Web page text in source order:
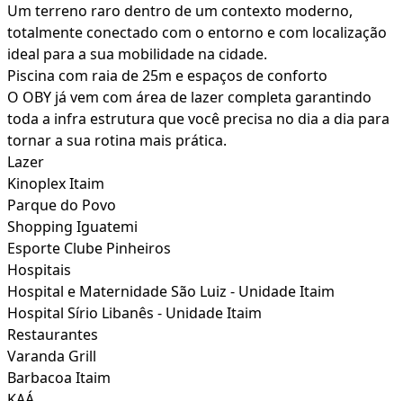
Um terreno raro dentro de um contexto moderno,
totalmente conectado com o entorno e com localização
ideal para a sua mobilidade na cidade.
Piscina com raia de 25m e espaços de conforto
O OBY já vem com área de lazer completa garantindo
toda a infra estrutura que você precisa no dia a dia para
tornar a sua rotina mais prática.
Lazer
Kinoplex Itaim
Parque do Povo
Shopping Iguatemi
Esporte Clube Pinheiros
Hospitais
Hospital e Maternidade São Luiz - Unidade Itaim
Hospital Sírio Libanês - Unidade Itaim
Restaurantes
Varanda Grill
Barbacoa Itaim